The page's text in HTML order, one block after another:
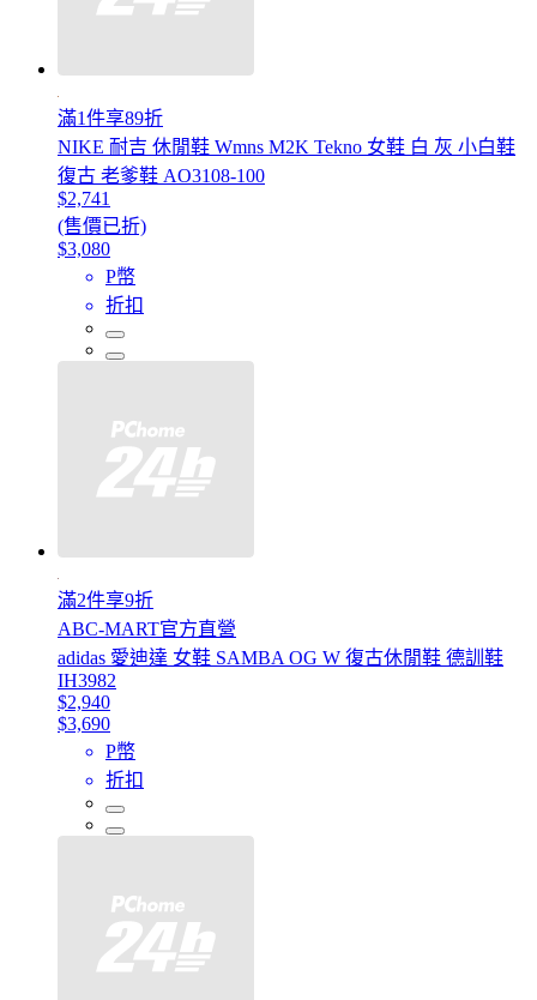
滿1件享89折
NIKE 耐吉 休閒鞋 Wmns M2K Tekno 女鞋 白 灰 小白鞋
復古 老爹鞋 AO3108-100
$2,741
(售價已折)
$3,080
P幣
折扣
滿2件享9折
ABC-MART官方直營
adidas 愛迪達 女鞋 SAMBA OG W 復古休閒鞋 德訓鞋
IH3982
$2,940
$3,690
P幣
折扣